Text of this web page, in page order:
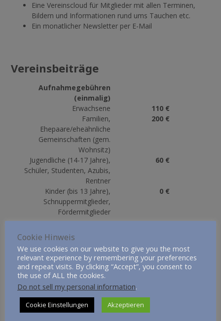
Eine Vereinscloud für Mitglieder mit allen Terminen,
Bildern und Informationen rund ums Tauchen etc.
Ein monatlicher Newsletter per E-Mail
Vereinsbeiträge
Aufnahmegebühren
(einmalig)
Erwachsene
110 €
Familien,
Ehepaare/eheähnliche
Gemeinschaften (gem.
Wohnsitz)
200 €
Jugendliche (14-17 Jahre),
Schüler, Studenten, Azubis,
Rentner
60 €
Kinder (bis 13 Jahre),
Schnuppermitglieder,
Fördermitglieder
0 €
Beitragshöhe (pro Jahr)
Jugendliche (14-17 Jahre),
Schüler, Studenten, Azubis,
Rentner
50 €
Passive Mitglieder und
außerordentliche Mitglieder
Fördermitglied
Cookie Hinweis
We use cookies on our website to give you the most
relevant experience by remembering your preferences
and repeat visits. By clicking “Accept”, you consent to
the use of ALL the cookies.
Do not sell my personal information.
Cookie Einstellungen Akzeptieren